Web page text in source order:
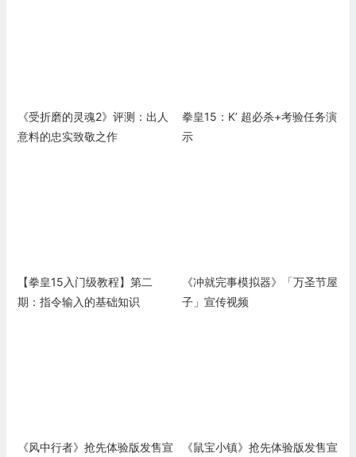
《受折磨的灵魂2》评测：出人
意料的忠实致敬之作
拳皇15：K’ 超必杀+考验任务演
示
【拳皇15入门级教程】第二
期：指令输入的基础知识
《冲就完事模拟器》「万圣节屋
子」宣传视频
《风中行者》抢先体验版发售宣
《鼠宝小镇》抢先体验版发售宣